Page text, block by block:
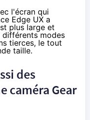
l'écran qui
Edge UX a
plus large et
différents modes
tierces, le tout
taille.
des
caméra Gear